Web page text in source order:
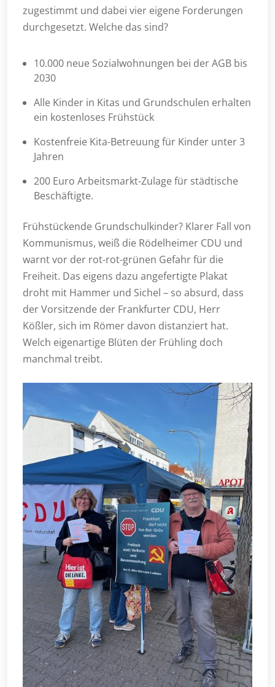
zugestimmt und dabei vier eigene Forderungen
durchgesetzt. Welche das sind?
10.000 neue Sozialwohnungen bei der AGB bis
2030
Alle Kinder in Kitas und Grundschulen erhalten
ein kostenloses Frühstück
Kostenfreie Kita-Betreuung für Kinder unter 3
Jahren
200 Euro Arbeitsmarkt-Zulage für städtische
Beschäftigte.
Frühstückende Grundschulkinder? Klarer Fall von
Kommunismus, weiß die Rödelheimer CDU und
warnt vor der rot-rot-grünen Gefahr für die
Freiheit. Das eigens dazu angefertigte Plakat
droht mit Hammer und Sichel – so absurd, dass
der Vorsitzende der Frankfurter CDU, Herr
Kößler, sich im Römer davon distanziert hat.
Welch eigenartige Blüten der Frühling doch
manchmal treibt.